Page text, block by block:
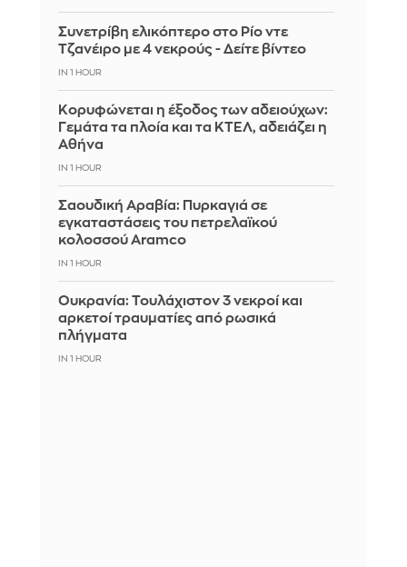
Συνετρίβη ελικόπτερο στο Ρίο ντε
Τζανέιρο με 4 νεκρούς - Δείτε βίντεο
IN 1 HOUR
Κορυφώνεται η έξοδος των αδειούχων:
Γεμάτα τα πλοία και τα ΚΤΕΛ, αδειάζει η
Αθήνα
IN 1 HOUR
Σαουδική Αραβία: Πυρκαγιά σε
εγκαταστάσεις του πετρελαϊκού
κολοσσού Aramco
IN 1 HOUR
Ουκρανία: Τουλάχιστον 3 νεκροί και
αρκετοί τραυματίες από ρωσικά
πλήγματα
IN 1 HOUR